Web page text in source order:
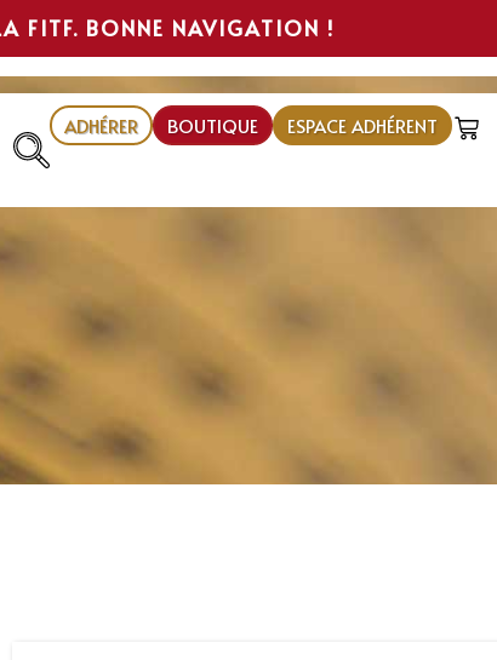
FITF. BONNE NAVIGATION !
ADHÉRER BOUTIQUE ESPACE ADHÉRENT